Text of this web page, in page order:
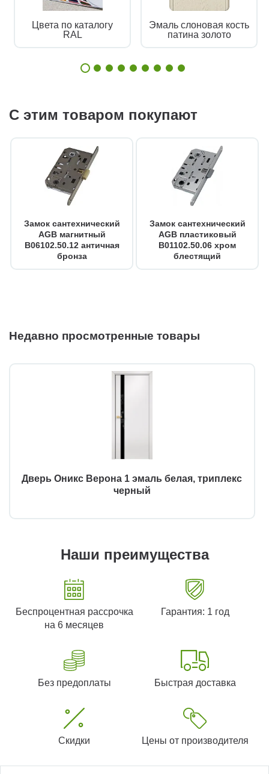
Цвета по каталогу
RAL
Эмаль слоновая кость
патина золото
С этим товаром покупают
Замок сантехнический
AGB магнитный
B06102.50.12 античная
бронза
Замок сантехнический
AGB пластиковый
B01102.50.06 хром
блестящий
Недавно просмотренные товары
Дверь Оникс Верона 1 эмаль белая, триплекс
черный
Наши преимущества
Беспроцентная рассрочка
на 6 месяцев
Гарантия: 1 год
Без предоплаты Быстрая доставка
Скидки Цены от производителя